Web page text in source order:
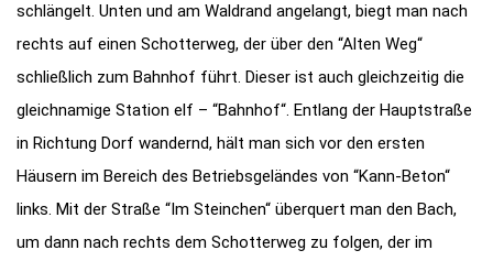
schlängelt. Unten und am Waldrand angelangt, biegt man nach
rechts auf einen Schotterweg, der über den “Alten Weg“
schließlich zum Bahnhof führt. Dieser ist auch gleichzeitig die
gleichnamige Station elf – “Bahnhof“. Entlang der Hauptstraße
in Richtung Dorf wandernd, hält man sich vor den ersten
Häusern im Bereich des Betriebsgeländes von “Kann-Beton“
links. Mit der Straße “Im Steinchen“ überquert man den Bach,
um dann nach rechts dem Schotterweg zu folgen, der im